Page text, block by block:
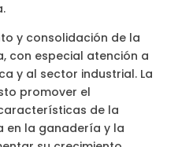
y consolidación de la
con especial atención a
y al sector industrial. La
promover el
de la
en la ganadería y la